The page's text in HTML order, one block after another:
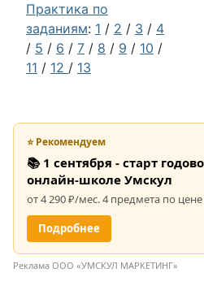
Практика по
заданиям: 1 / 2 / 3 / 4
/ 5 / 6 / 7 / 8 / 9 / 10 /
11 / 12 / 13
⭐ Рекомендуем
📚 1 сентября - старт
онлайн-школе Умскул
от 4 290 ₽/мес. 4 предмета по цене
Подробнее
Реклама ООО «УМСКУЛ МАРКЕТИНГ»